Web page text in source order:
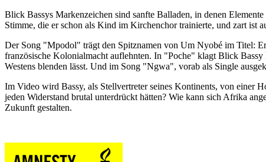
Blick Bassys Markenzeichen sind sanfte Balladen, in denen
Stimme, die er schon als Kind im Kirchenchor trainierte, und zart ist
Der Song "Mpodol" trägt den Spitznamen von Um Nyobé im Titel:
französische Kolonialmacht auflehnten. In "Poche" klagt Blick
Westens blenden lässt. Und im Song "Ngwa", vorab als Single
Im Video wird Bassy, als Stellvertreter seines Kontinents, von einer
jeden Widerstand brutal unterdrückt hätten? Wie kann sich Afrika
Zukunft gestalten.